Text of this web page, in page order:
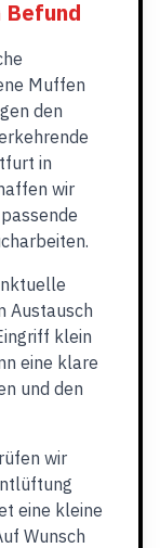
Befund
Muffen
den
in
wir
Austausch
klein
eine klare
und den
wir
eine kleine
Wunsch